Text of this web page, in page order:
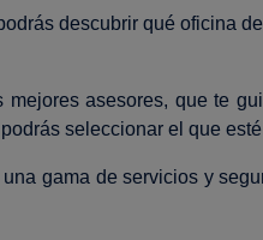
descubrir qué oficina
asesores, que te
seleccionar el que
gama de servicios y